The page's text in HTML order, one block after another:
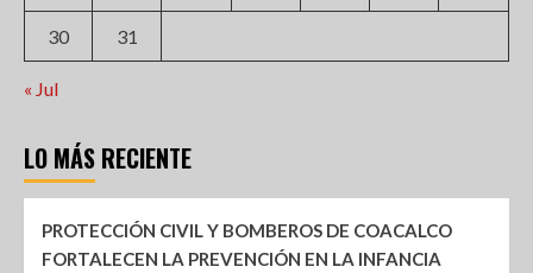
30 31
« Jul
LO MÁS RECIENTE
PROTECCIÓN CIVIL Y BOMBEROS DE COACALCO
FORTALECEN LA PREVENCIÓN EN LA INFANCIA